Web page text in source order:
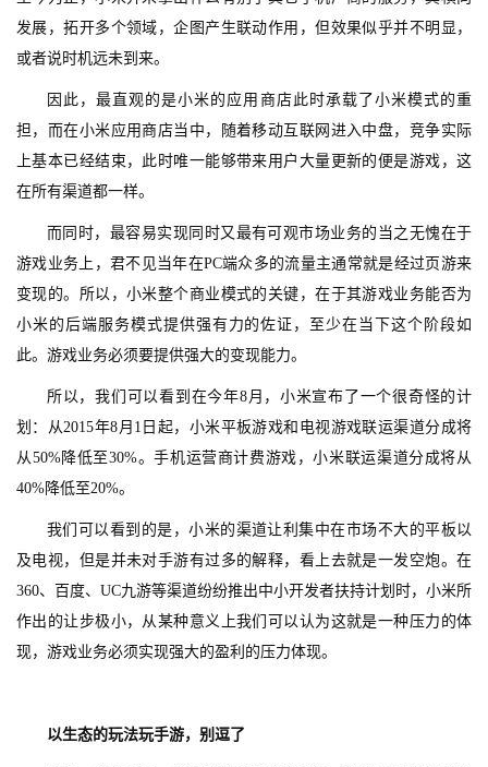
发展，拓开多个领域，企图产生联动作用，但效果似乎并不明显，
或者说时机远未到来。
因此，最直观的是小米的应用商店此时承载了小米模式的重
担，而在小米应用商店当中，随着移动互联网进入中盘，竞争实际
上基本已经结束，此时唯一能够带来用户大量更新的便是游戏，这
在所有渠道都一样。
而同时，最容易实现同时又最有可观市场业务的当之无愧在于
游戏业务上，君不见当年在PC端众多的流量主通常就是经过页游来
变现的。所以，小米整个商业模式的关键，在于其游戏业务能否为
小米的后端服务模式提供强有力的佐证，至少在当下这个阶段如
此。游戏业务必须要提供强大的变现能力。
所以，我们可以看到在今年8月，小米宣布了一个很奇怪的计
划：从2015年8月1日起，小米平板游戏和电视游戏联运渠道分成将
从50%降低至30%。手机运营商计费游戏，小米联运渠道分成将从
40%降低至20%。
我们可以看到的是，小米的渠道让利集中在市场不大的平板以
及电视，但是并未对手游有过多的解释，看上去就是一发空炮。在
360、百度、UC九游等渠道纷纷推出中小开发者扶持计划时，小米所
作出的让步极小，从某种意义上我们可以认为这就是一种压力的体
现，游戏业务必须实现强大的盈利的压力体现。
以生态的玩法玩手游，别逗了